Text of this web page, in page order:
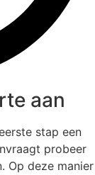
aan
stap een
probeer
Op deze manier